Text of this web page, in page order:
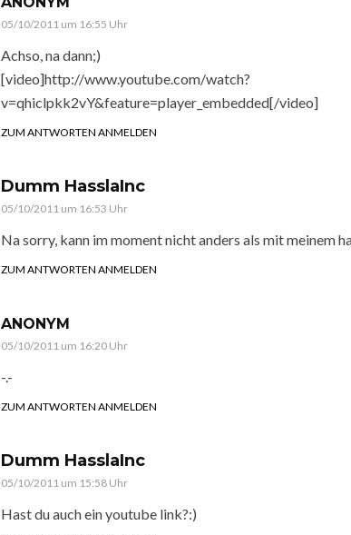
05/10/2011 um 16:55 Uhr
Achso, na dann;)
[video]http://www.youtube.com/watch?
v=qhiclpkk2vY&feature=player_embedded[/video]
ZUM ANTWORTEN ANMELDEN
Dumm HasslaInc
05/10/2011 um 16:53 Uhr
Na sorry, kann im moment nicht anders als mit meinem
ZUM ANTWORTEN ANMELDEN
ANONYM
05/10/2011 um 16:20 Uhr
-.-
ZUM ANTWORTEN ANMELDEN
Dumm HasslaInc
05/10/2011 um 15:58 Uhr
Hast du auch ein youtube link?:)